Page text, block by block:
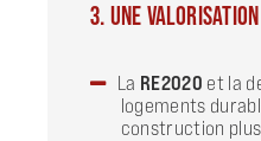
3. UNE
La RE2020 et la
logements
construction